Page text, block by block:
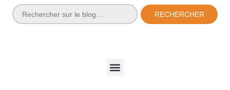
RECHERCHER